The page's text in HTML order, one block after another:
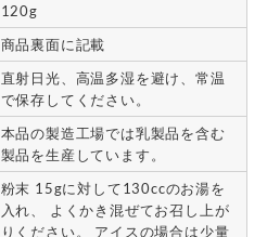
120g
商品裏面に記載
直射日光、高温多湿を避け、常温
で保存してください。
本品の製造工場では乳製品を含む
製品を生産しています。
粉末 15gに対して130ccのお湯を
入れ、 よくかき混ぜてお召し上が
りください。 アイスの場合は少量